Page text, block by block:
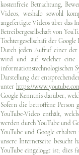
kostenfreie Betrachtung,
Videos, weshalb sowohl
angefertigte Videos über das
Betreibergesellschaft von
Tochtergesellschaft der
Durch jeden Aufruf einer
wird und auf welcher eine
informationstechnologischen
Darstellung der
unter https://
Google Kenntnis darüber,
Sofern die betroffene
YouTube-Video enthält,
werden durch YouTube und
YouTube und Google
unsere Internetseite
YouTube eingeloggt ist; dies